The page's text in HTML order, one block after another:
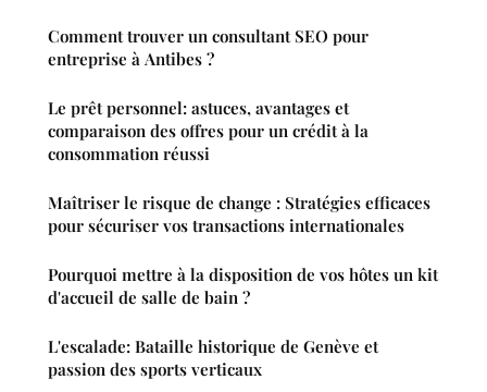
Comment trouver un consultant SEO pour
entreprise à Antibes ?
Le prêt personnel: astuces, avantages et
comparaison des offres pour un crédit à la
consommation réussi
Maîtriser le risque de change : Stratégies efficaces
pour sécuriser vos transactions internationales
Pourquoi mettre à la disposition de vos hôtes un kit
d'accueil de salle de bain ?
L'escalade: Bataille historique de Genève et
passion des sports verticaux